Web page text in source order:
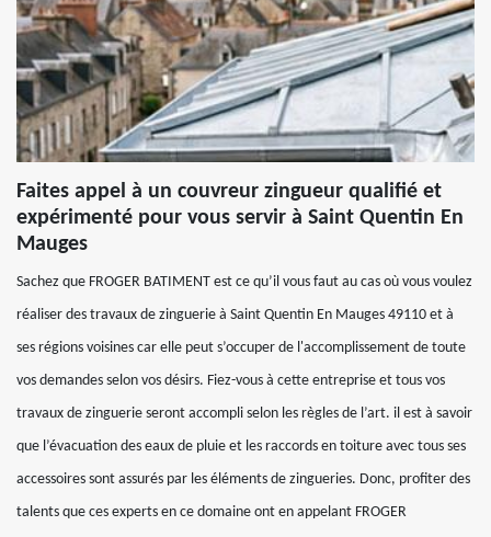
Faites appel à un couvreur zingueur qualifié et
expérimenté pour vous servir à Saint Quentin En
Mauges
Sachez que FROGER BATIMENT est ce qu’il vous faut au cas où vous voulez
réaliser des travaux de zinguerie à Saint Quentin En Mauges 49110 et à
ses régions voisines car elle peut s’occuper de l'accomplissement de toute
vos demandes selon vos désirs. Fiez-vous à cette entreprise et tous vos
travaux de zinguerie seront accompli selon les règles de l’art. il est à savoir
que l’évacuation des eaux de pluie et les raccords en toiture avec tous ses
accessoires sont assurés par les éléments de zingueries. Donc, profiter des
talents que ces experts en ce domaine ont en appelant FROGER